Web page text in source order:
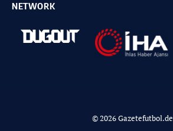
NETWORK
© 2026 Gazetefutbol.de